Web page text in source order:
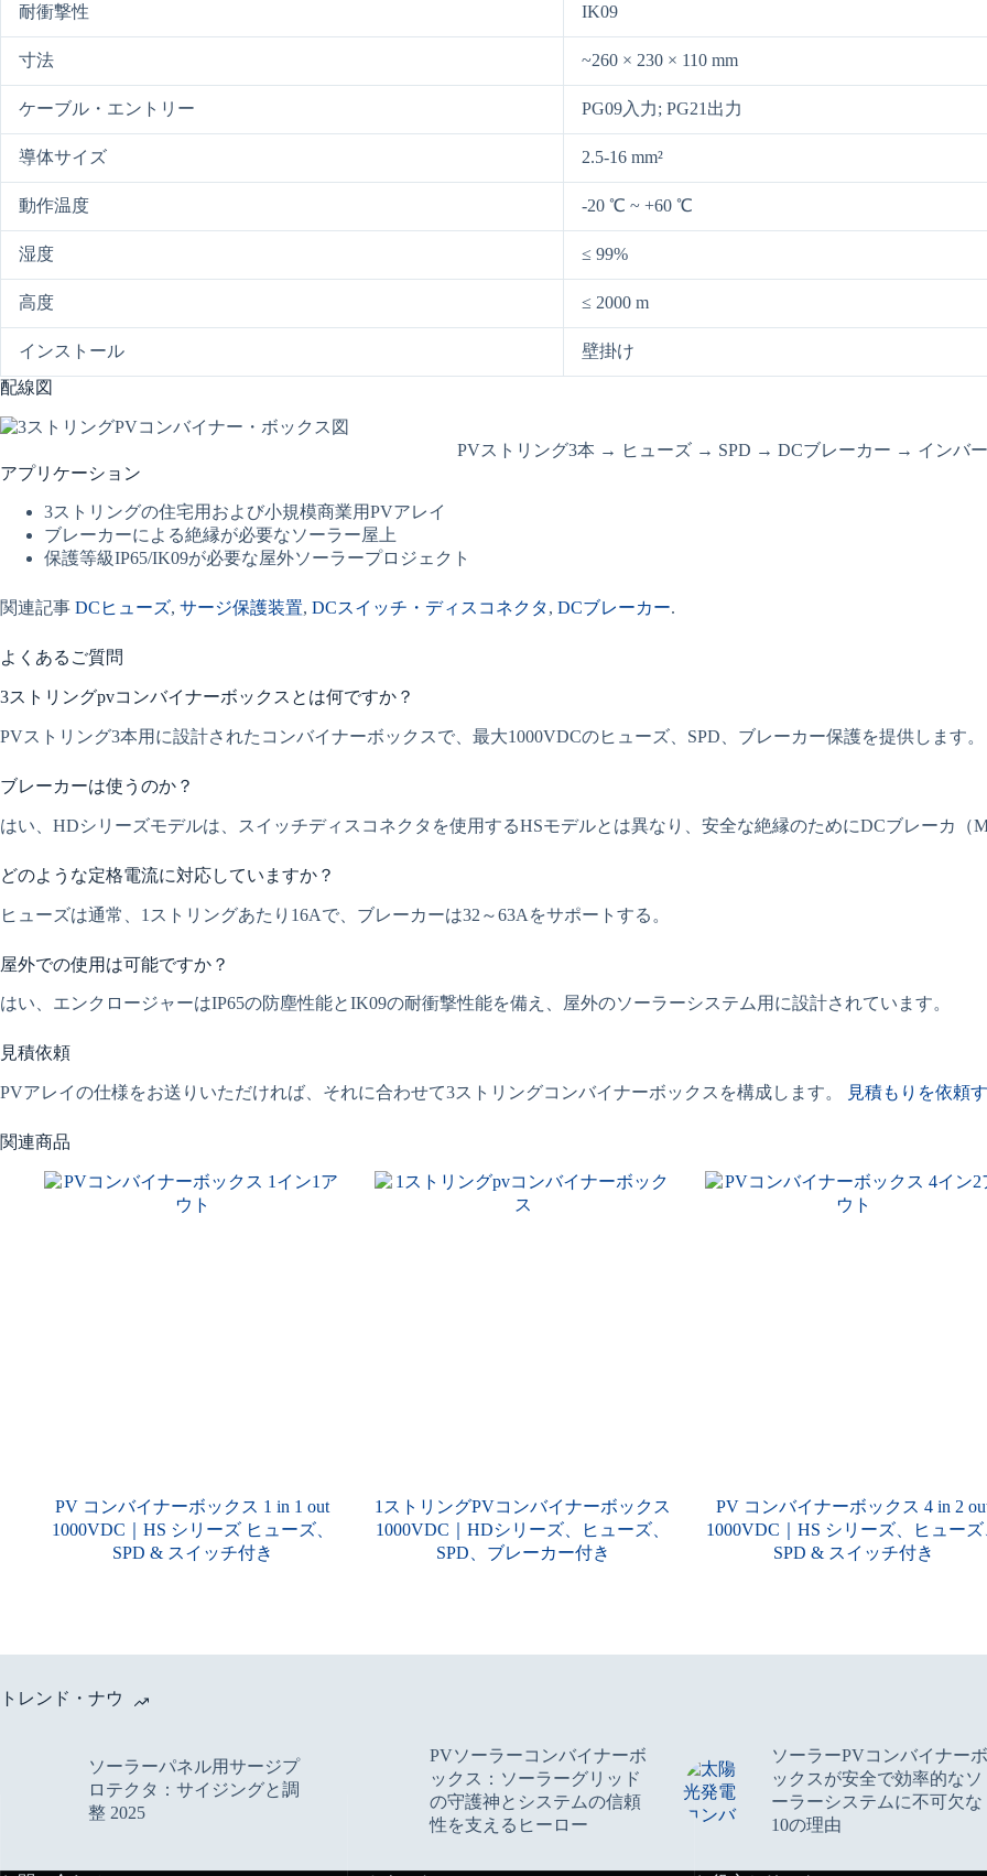
耐衝撃性 IK09
寸法 ~260 × 230 × 110 mm
ケーブル・エントリー PG09入力; PG21出力
導体サイズ 2.5-16 mm²
動作温度 -20 ℃ ~ +60 ℃
湿度 ≤ 99%
高度 ≤ 2000 m
インストール
壁掛け
配線図
PVストリング3本 → ヒューズ → SPD → DCブレーカー → インバ
アプリケーション
3ストリングの住宅用および小規模商業用PVアレイ
ブレーカーによる絶縁が必要なソーラー屋上
保護等級IP65/IK09が必要な屋外ソーラープロジェクト
関連記事 DCヒューズ, サージ保護装置, DCスイッチ・ディスコネクタ, DCブレーカー.
よくあるご質問
3ストリングpvコンバイナーボックスとは何ですか？
PVストリング3本用に設計されたコンバイナーボックスで、最大1000VDCのヒューズ、SPD、ブレーカー保護を提供します。
ブレーカーは使うのか？
はい、HDシリーズモデルは、スイッチディスコネクタを使用するHSモデルとは異なり、安全な絶縁のためにDCブレーカ（
どのような定格電流に対応していますか？
ヒューズは通常、1ストリングあたり16Aで、ブレーカーは32～63Aをサポートする。
屋外での使用は可能ですか？
はい、エンクロージャーはIP65の防塵性能とIK09の耐衝撃性能を備え、屋外のソーラーシステム用に設計されています。
見積依頼
PVアレイの仕様をお送りいただければ、それに合わせて3ストリングコンバイナーボックスを構成します。 見積もりを依頼
関連商品
PV コンバイナーボックス 1 in 1 out
1000VDC｜HS シリーズ ヒューズ、
SPD & スイッチ付き
1ストリングPVコンバイナーボックス
1000VDC｜HDシリーズ、ヒューズ、
SPD、ブレーカー付き
PV コンバイナーボックス 4 in 2
1000VDC｜HS シリーズ、ヒューズ
SPD & スイッチ付き
トレンド・ナウ
ソーラーパネル用サージプ
ロテクタ：サイジングと調
整 2025
PVソーラーコンバイナーボ
ックス：ソーラーグリッド
の守護神とシステムの信頼
性を支えるヒーロー
ソーラーPVコンバイナーボ
ックスが安全で効率的なソ
ーラーシステムに不可欠な
10の理由